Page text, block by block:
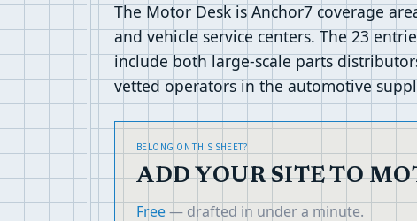
The Motor Desk is Anchor7 coverage
and vehicle service centers. The 23
include both large-scale parts
vetted operators in the automotive
BELONG ON THIS SHEET?
ADD YOUR SITE TO
Free— drafted in under a minute.